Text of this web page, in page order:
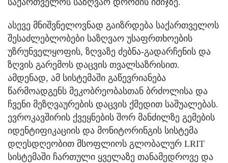
საქართველოს საზღვაო დროშის იმიჯზე.
ასევე მნიშვნელოვნად გაიზრდება საქართველოს
შესაძლებლობები საზღვაო უსაფრთხოების
უზრუნველყოფის, ზღვაზე ძებნა-გადარჩენის და
ზღვის გარემოს დაცვის თვალსაზრისით.
ამდენად, ამ სისტემაში გაწევრიანება
წარმოადგენს მეკობრეობასთან ბრძოლისა და
ჩვენი მეზღვაურების დაცვის ქმედით საშუალებას.
ევროკავშირის ქვეყნების შორ მანძილზე გემების
იდენტიფიკაციის და მონიტორინგის სისტემა
დღესდღეობით მსოფლიოს გლობალურ LRIT
სისტემაში ჩართული ყველაზე თანამედროვე და